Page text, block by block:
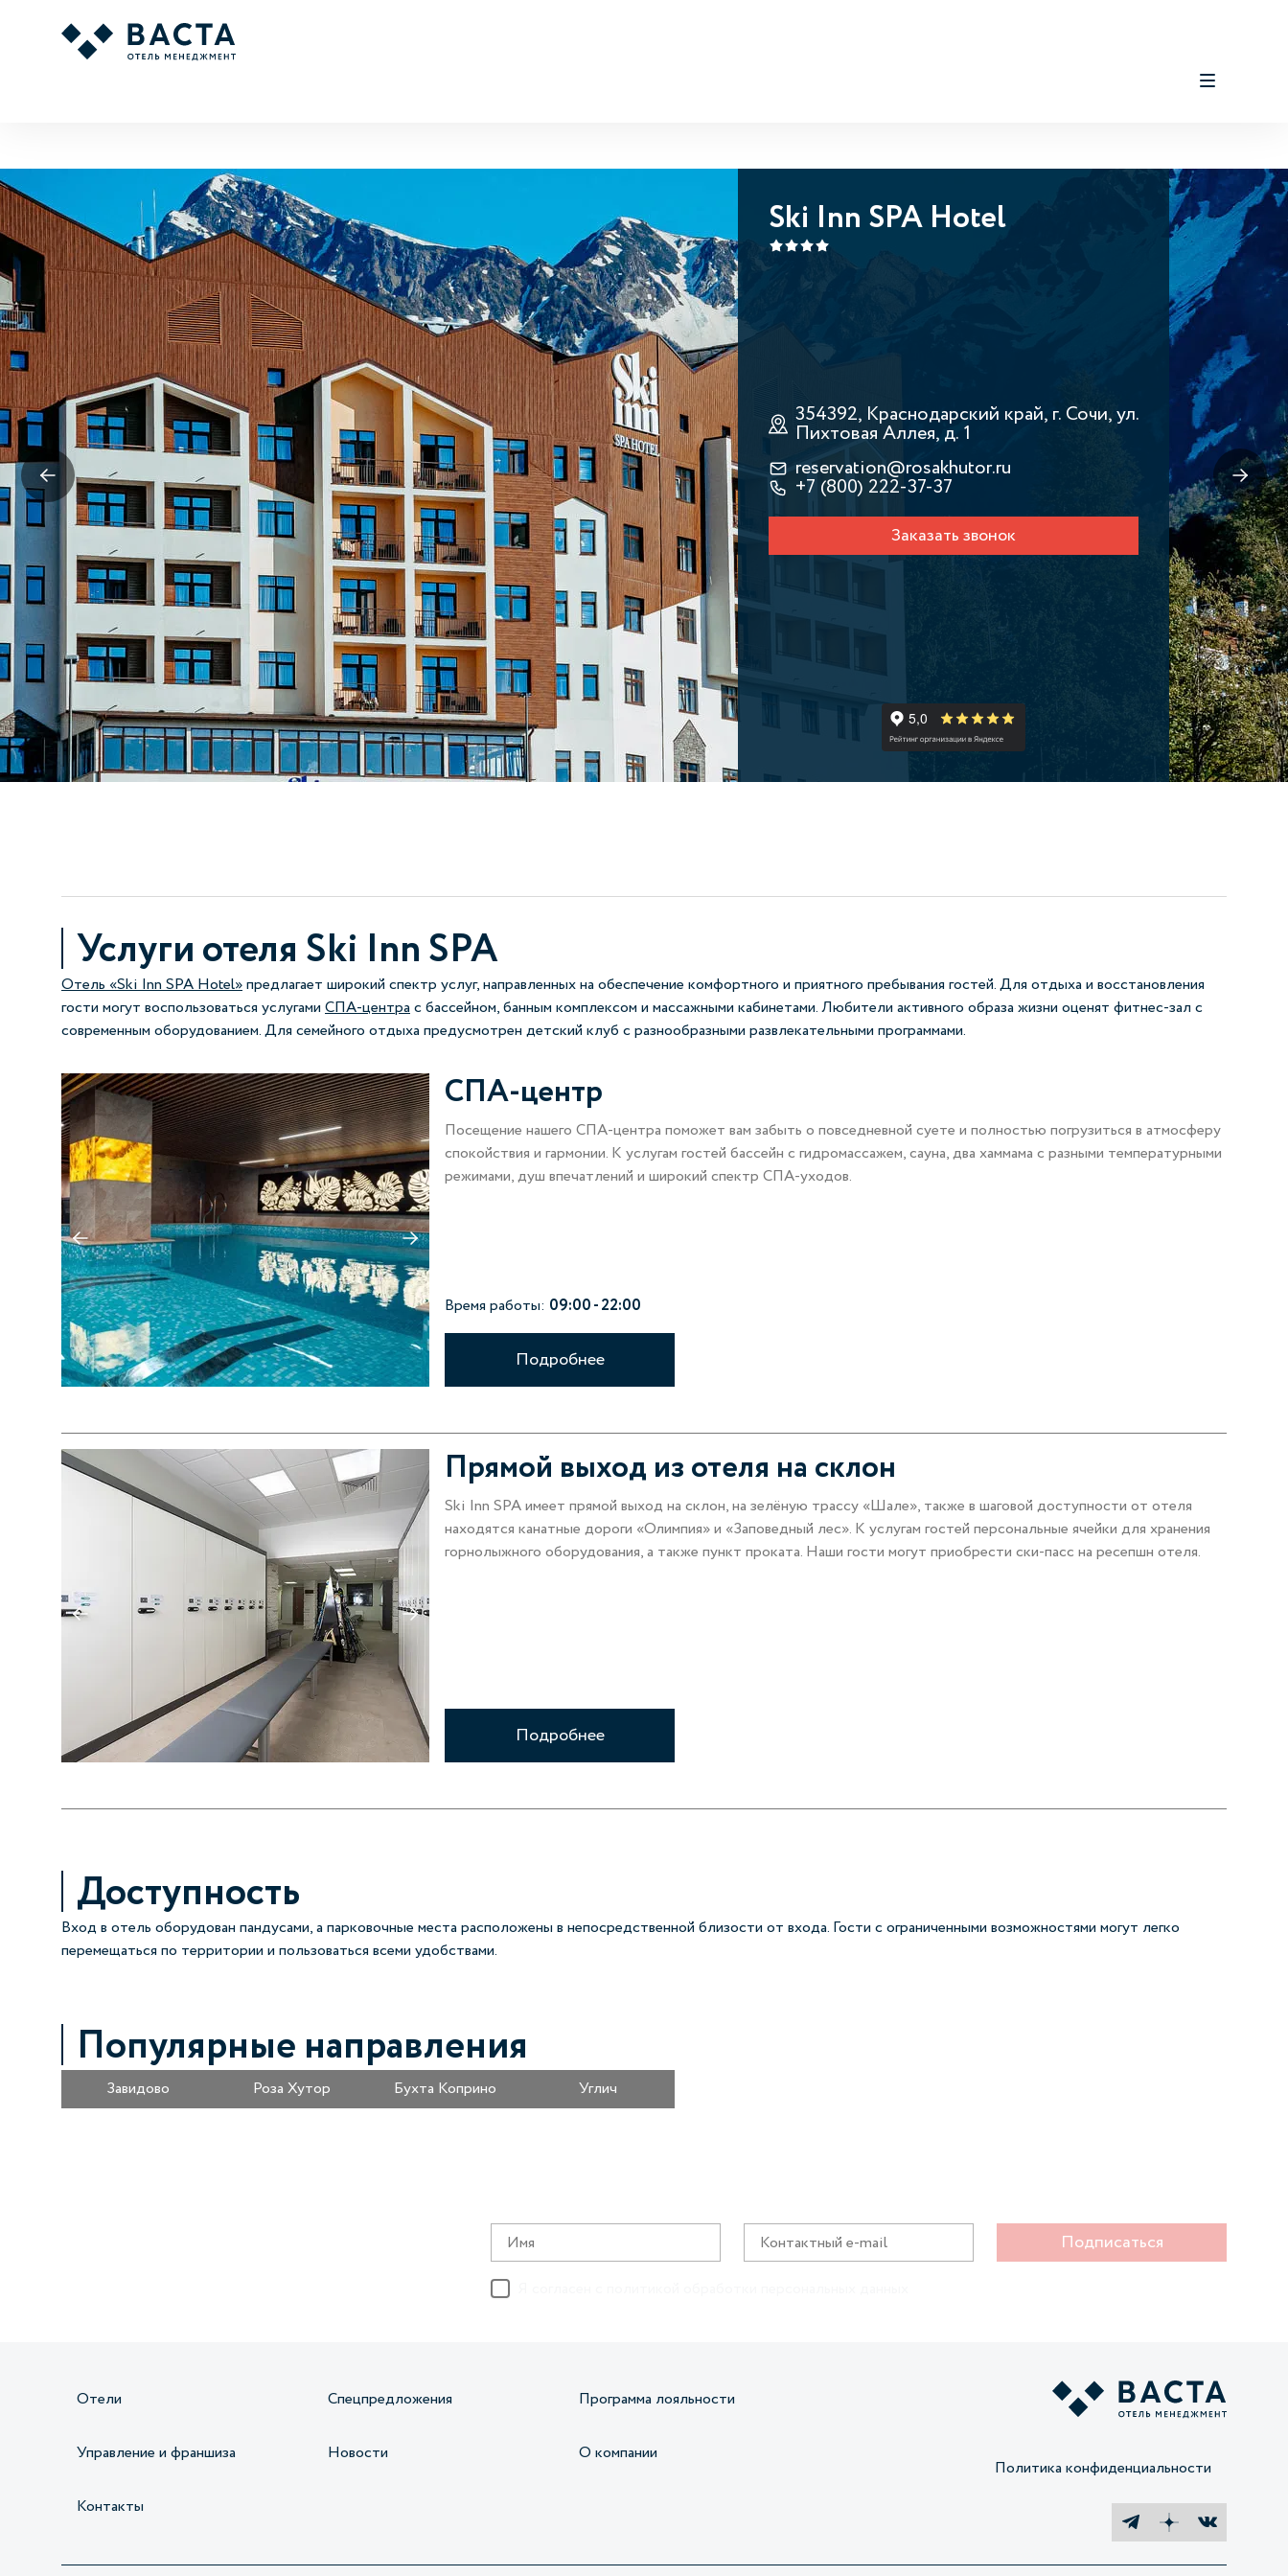
Ski Inn SPA Hotel
354392, Краснодарский край, г. Сочи, ул.
Пихтовая Аллея, д. 1
reservation@rosakhutor.ru
+7 (800) 222-37-37
Заказать звонок
Услуги отеля Ski Inn SPA
Отель «Ski Inn SPA Hotel»предлагает широкий спектр услуг, направленных на обеспечение комфортного и приятного пребывания гостей. Для отдыха и восстановления
гости могут воспользоваться услугами СПА-центрас бассейном, банным комплексом и массажными кабинетами. Любители активного образа жизни оценят фитнес-зал с
современным оборудованием. Для семейного отдыха предусмотрен детский клуб с разнообразными развлекательными программами.
СПА-центр
Посещение нашего СПА-центра поможет вам забыть о повседневной суете и полностью погрузиться в атмосферу
спокойствия и гармонии. К услугам гостей бассейн с гидромассажем, сауна, два хаммама с разными температурными
режимами, душ впечатлений и широкий спектр СПА-уходов.
Время работы: 09:00 - 22:00
Подробнее
Прямой выход из отеля на склон
Ski Inn SPA имеет прямой выход на склон, на зелёную трассу «Шале», также в шаговой доступности от отеля
находятся канатные дороги «Олимпия» и «Заповедный лес». К услугам гостей персональные ячейки для хранения
горнолыжного оборудования, а также пункт проката. Наши гости могут приобрести ски-пасс на ресепшн отеля.
Подробнее
Доступность
Вход в отель оборудован пандусами, а парковочные места расположены в непосредственной близости от входа. Гости с ограниченными возможностями могут легко
перемещаться по территории и пользоваться всеми удобствами.
Популярные направления
Завидово Роза Хутор Бухта Коприно Углич
Подписаться
Отели Спецпредложения Программа лояльности
Управление и франшиза Новости О компании
Контакты
Политика конфиденциальности